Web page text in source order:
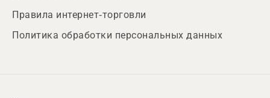
Правила интернет-торговли
Политика обработки персональных данных